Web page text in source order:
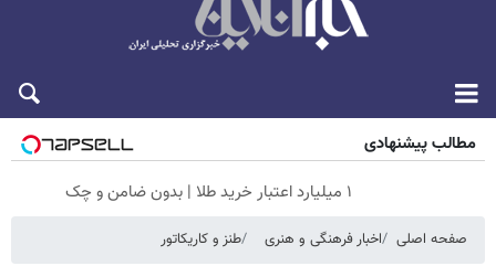
مطالب پیشنهادی
۱ میلیارد اعتبار خرید طلا | بدون ضامن و چک
صفحه اصلی اخبار فرهنگی و هنری طنز و کاریکاتور